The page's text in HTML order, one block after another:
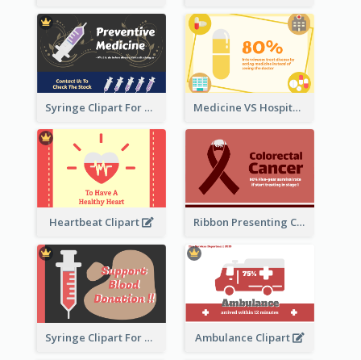
Syringe Clipart For Preventive Medicine Medicine VS Hospital Clipart
Heartbeat Clipart Ribbon Presenting Cancer
Syringe Clipart For Blood Donation Ambulance Clipart